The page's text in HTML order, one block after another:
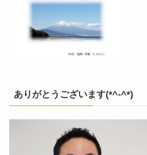
ありがとうございます(*^-^*)